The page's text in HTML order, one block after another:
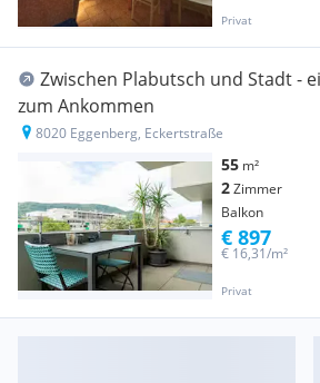
Privat
Zwischen Plabutsch und Stadt -
zum Ankommen
8020 Eggenberg, Eckertstraße
55 m²
2Zimmer
Balkon
Privat
€ 16,31/m²
€ 897